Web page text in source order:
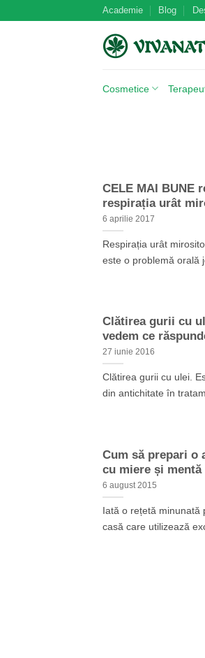
Academie Blog
Cosmetice
CELE MAI BUNE
respirația urât
6 aprilie 2017
Respirația urât
este o problemă orală
Clătirea gurii cu
vedem ce
27 iunie 2016
Clătirea gurii cu ulei.
din antichitate în
Cum să prepari o
cu miere și mentă
6 august 2015
Iată o rețetă minunată
casă care utilizează